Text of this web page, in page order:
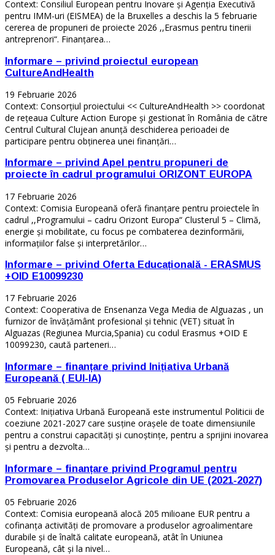
Context: Consiliul European pentru Inovare și Agenția Executivă
pentru IMM-uri (EISMEA) de la Bruxelles a deschis la 5 februarie
cererea de propuneri de proiecte 2026 ,,Erasmus pentru tinerii
antreprenori“. Finanțarea…
Informare – privind proiectul european
CultureAndHealth
19 Februarie 2026
Context: Consorțiul proiectului << CultureAndHealth >> coordonat
de rețeaua Culture Action Europe și gestionat în România de către
Centrul Cultural Clujean anunță deschiderea perioadei de
participare pentru obținerea unei finanțări…
Informare – privind Apel pentru propuneri de
proiecte în cadrul programului ORIZONT EUROPA
17 Februarie 2026
Context: Comisia Europeană oferă finanțare pentru proiectele în
cadrul ,,Programului – cadru Orizont Europa“ Clusterul 5 – Climă,
energie și mobilitate, cu focus pe combaterea dezinformării,
informațiilor false și interpretărilor…
Informare – privind Oferta Educațională - ERASMUS
+OID E10099230
17 Februarie 2026
Context: Cooperativa de Ensenanza Vega Media de Alguazas , un
furnizor de învățământ profesional și tehnic (VET) situat în
Alguazas (Regiunea Murcia,Spania) cu codul Erasmus +OID E
10099230, caută parteneri…
Informare – finanțare privind Inițiativa Urbană
Europeană ( EUI-IA)
05 Februarie 2026
Context: Inițiativa Urbană Europeană este instrumentul Politicii de
coeziune 2021-2027 care susține orașele de toate dimensiunile
pentru a construi capacități și cunoștințe, pentru a sprijini inovarea
și pentru a dezvolta…
Informare – finanțare privind Programul pentru
Promovarea Produselor Agricole din UE (2021-2027)
05 Februarie 2026
Context: Comisia europeană alocă 205 milioane EUR pentru a
cofinanța activități de promovare a produselor agroalimentare
durabile și de înaltă calitate europeană, atât în Uniunea
Europeană, cât și la nivel…